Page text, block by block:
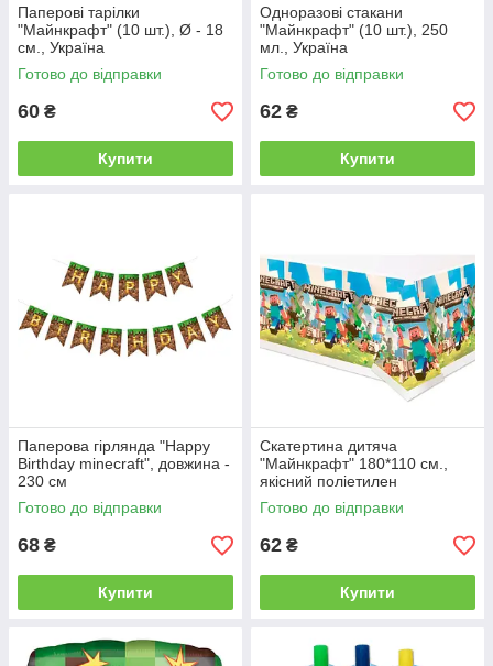
Паперові тарілки
"Майнкрафт" (10 шт.), Ø - 18
см., Україна
Готово до відправки
60 ₴
Купити
Одноразові стакани
"Майнкрафт" (10 шт.), 250
мл., Україна
Готово до відправки
62 ₴
Купити
Паперова гірлянда "Happy
Birthday minecraft", довжина -
230 см
Готово до відправки
68 ₴
Купити
Скатертина дитяча
"Майнкрафт" 180*110 см.,
якісний поліетилен
Готово до відправки
62 ₴
Купити